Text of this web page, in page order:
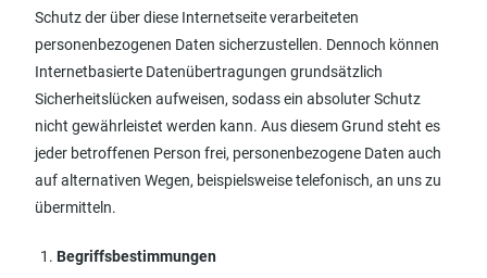
Schutz der über diese Internetseite verarbeiteten
personenbezogenen Daten sicherzustellen. Dennoch können
Internetbasierte Datenübertragungen grundsätzlich
Sicherheitslücken aufweisen, sodass ein absoluter Schutz
nicht gewährleistet werden kann. Aus diesem Grund steht es
jeder betroffenen Person frei, personenbezogene Daten auch
auf alternativen Wegen, beispielsweise telefonisch, an uns zu
übermitteln.
Begriffsbestimmungen